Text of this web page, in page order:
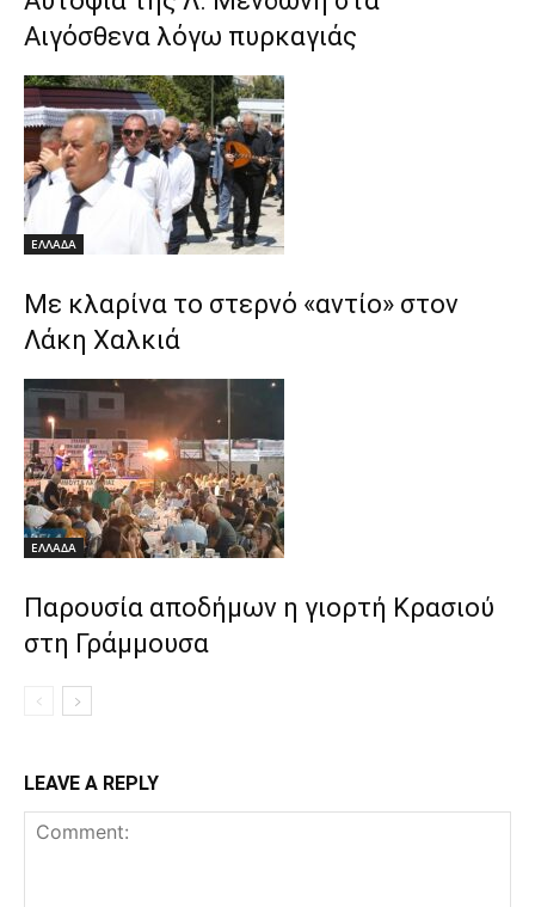
Αιγόσθενα λόγω πυρκαγιάς
ΕΛΛΑΔΑ
Με κλαρίνα το στερνό «αντίο» στον
Λάκη Χαλκιά
ΕΛΛΑΔΑ
Παρουσία αποδήμων η γιορτή Κρασιού
στη Γράμμουσα
LEAVE A REPLY